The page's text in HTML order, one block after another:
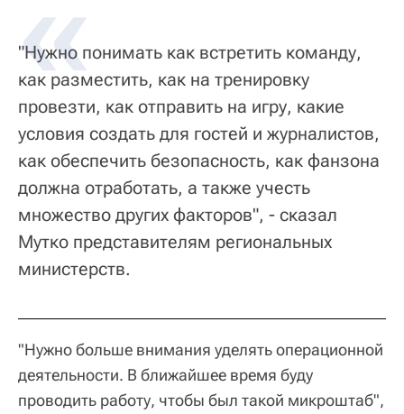
"Нужно понимать как встретить команду,
как разместить, как на тренировку
провезти, как отправить на игру, какие
условия создать для гостей и журналистов,
как обеспечить безопасность, как фанзона
должна отработать, а также учесть
множество других факторов", - сказал
Мутко представителям региональных
министерств.
"Нужно больше внимания уделять операционной
деятельности. В ближайшее время буду
проводить работу, чтобы был такой микроштаб",